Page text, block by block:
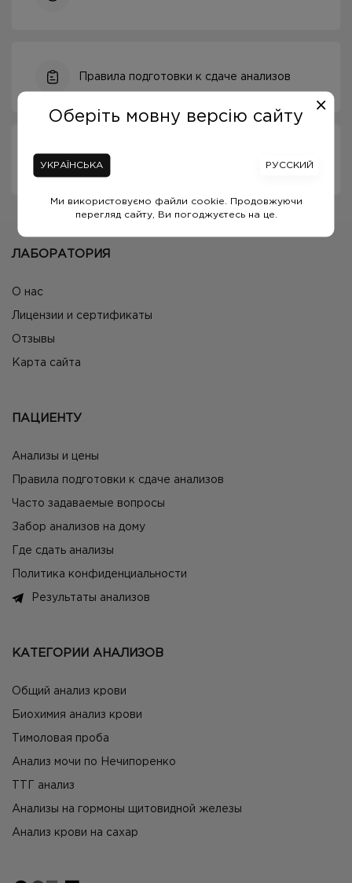
Правила подготовки к сдаче анализов
Где сдать анализы
Оберіть мовну версію сайту
УКРАЇНСЬКА РУССКИЙ
Ми використовуємо файли cookie. Продовжуючи
перегляд сайту, Ви погоджуєтесь на це.
ЛАБОРАТОРИЯ
О нас
Лицензии и сертификаты
Отзывы
Карта сайта
ПАЦИЕНТУ
Анализы и цены
Правила подготовки к сдаче анализов
Часто задаваемые вопросы
Забор анализов на дому
Где сдать анализы
Политика конфиденциальности
Результаты анализов
КАТЕГОРИИ АНАЛИЗОВ
Общий анализ крови
Биохимия анализ крови
Тимоловая проба
Анализ мочи по Нечипоренко
ТТГ анализ
Анализы на гормоны щитовидной железы
Анализ крови на сахар